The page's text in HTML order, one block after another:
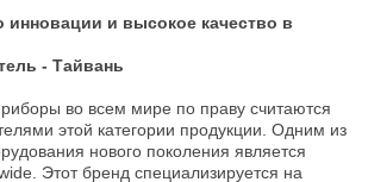
инновации и высокое качество в
- Тайвань
во всем мире по праву считаются
этой категории продукции. Одним из
нового поколения является
Этот бренд специализируется на